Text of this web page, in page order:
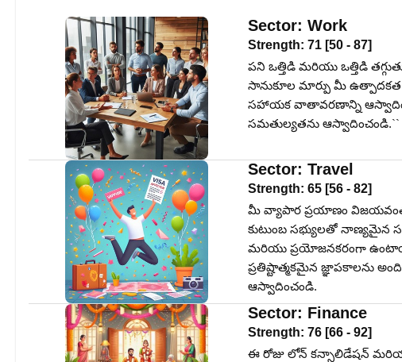
Sector: Work
Strength: 71 [50 - 87]
పని ఒత్తిడి మరియు ఒత్తిడి
సానుకూల మార్పు మీ ఉత్పాదకత
సహాయక వాతావరణాన్ని
సమతుల్యతను ఆస్వాదించండి.``
Sector: Travel
Strength: 65 [56 - 82]
మీ వ్యాపార ప్రయాణం
కుటుంబ సభ్యులతో నాణ్యమైన
మరియు ప్రయోజనకరంగా
ప్రతిష్టాత్మకమైన జ్ఞాపకాలను
ఆస్వాదించండి.
Sector: Finance
Strength: 76 [66 - 92]
ఈ రోజు లోన్ కన్సాలిడేషన్